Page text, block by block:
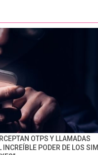
OTPS Y LLAMADAS
PODER DE LOS SIM